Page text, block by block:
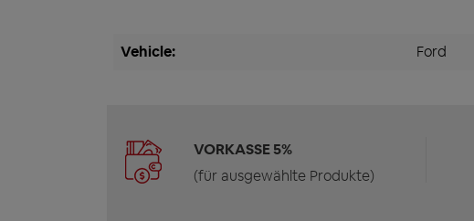
Vehicle: Ford
VORKASSE 5%
(für ausgewählte Produkte)